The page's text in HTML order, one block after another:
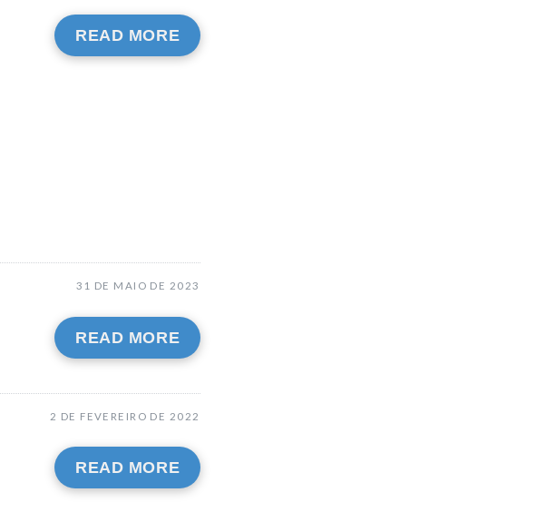
READ MORE
31 DE MAIO DE 2023
READ MORE
2 DE FEVEREIRO DE 2022
READ MORE